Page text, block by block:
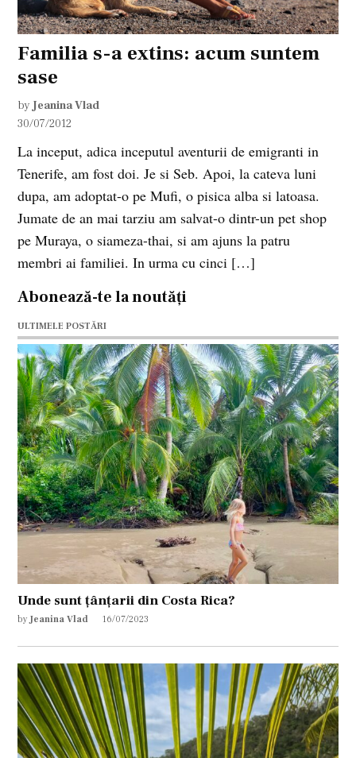
Familia s-a extins: acum suntem
sase
by Jeanina Vlad
30/07/2012
La inceput, adica inceputul aventurii de emigranti in
Tenerife, am fost doi. Je si Seb. Apoi, la cateva luni
dupa, am adoptat-o pe Mufi, o pisica alba si latoasa.
Jumate de an mai tarziu am salvat-o dintr-un pet shop
pe Muraya, o siameza-thai, si am ajuns la patru
membri ai familiei. In urma cu cinci […]
Abonează-te la noutăți
ULTIMELE POSTĂRI
Unde sunt țânțarii din Costa Rica?
by Jeanina Vlad 16/07/2023